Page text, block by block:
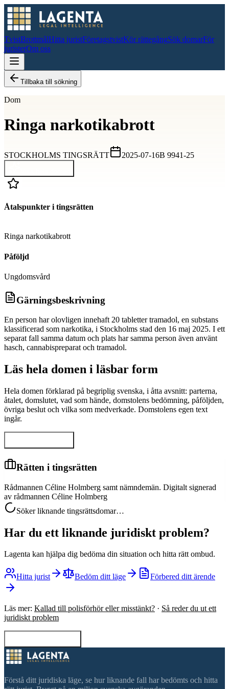
TvistBrottmålHitta juristFöretagstvistKör rättegångSök domarFör
juristerOm oss
Tillbaka till sökning
Dom
Ringa narkotikabrott
STOCKHOLMS TINGSRÄTT 2025-07-16B 9941-25
Åtalspunkter i tingsrätten
Ringa narkotikabrott
Påföljd
Ungdomsvård
Gärningsbeskrivning
En person har olovligen innehaft 20 tabletter tramadol, en substans
klassificerad som narkotika, i Stockholms stad den 16 maj 2025. I ett
separat fall samma datum och plats har samma person även använt
hasch, cannabispreparat och tramadol.
Läs hela domen i läsbar form
Hela domen förklarad på begriplig svenska, i åtta avsnitt: parterna,
åtalet, domslutet, vad som hände, domstolens bedömning, påföljden,
övriga beslut och vilka som medverkade. Domstolens egen text
ingår.
Rätten i tingsrätten
Rådmannen Céline Holmberg samt nämndemän. Digitalt signerad
av rådmannen Céline Holmberg
Söker liknande tingsrättsdomar…
Har du ett liknande juridiskt problem?
Lagenta kan hjälpa dig bedöma din situation och hitta rätt ombud.
Hitta jurist Bedöm ditt läge Förbered ditt ärende
Läs mer: Kallad till polisförhör eller misstänkt? · Så reder du ut ett
juridiskt problem
Förstå ditt juridiska läge, se hur liknande fall har bedömts och hitta